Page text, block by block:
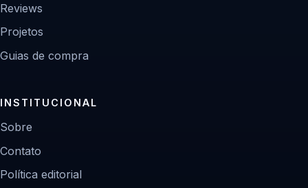
Reviews
Projetos
Guias de compra
INSTITUCIONAL
Sobre
Contato
Política editorial